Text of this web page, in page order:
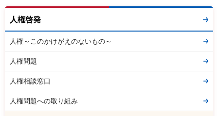
人権啓発
人権～このかけがえのないもの～
人権問題
人権相談窓口
人権問題への取り組み